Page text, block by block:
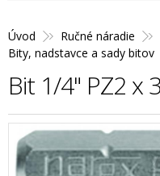
Úvod Ručné náradie
Bity, nadstavce a sady bitov
Bit 1/4" PZ2 x